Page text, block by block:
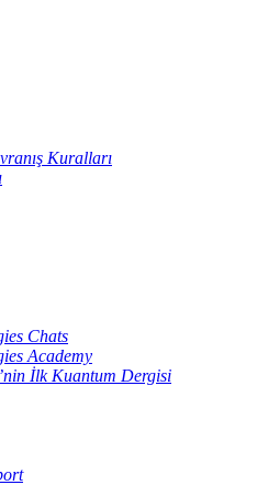
Kuralları
Chats
Academy
İlk Kuantum Dergisi